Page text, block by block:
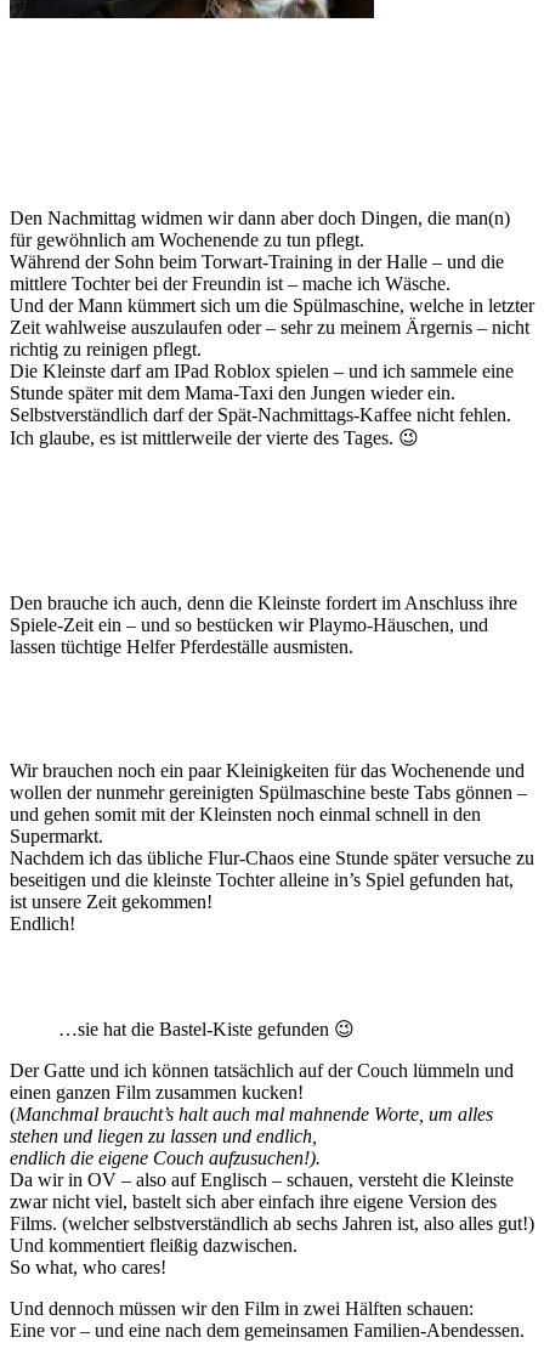
Den Nachmittag widmen wir dann aber doch Dingen, die man(n)
für gewöhnlich am Wochenende zu tun pflegt.
Während der Sohn beim Torwart-Training in der Halle – und die
mittlere Tochter bei der Freundin ist – mache ich Wäsche.
Und der Mann kümmert sich um die Spülmaschine, welche in letzter
Zeit wahlweise auszulaufen oder – sehr zu meinem Ärgernis – nicht
richtig zu reinigen pflegt.
Die Kleinste darf am IPad Roblox spielen – und ich sammele eine
Stunde später mit dem Mama-Taxi den Jungen wieder ein.
Selbstverständlich darf der Spät-Nachmittags-Kaffee nicht fehlen.
Ich glaube, es ist mittlerweile der vierte des Tages. 😉
Den brauche ich auch, denn die Kleinste fordert im Anschluss ihre
Spiele-Zeit ein – und so bestücken wir Playmo-Häuschen, und
lassen tüchtige Helfer Pferdeställe ausmisten.
Wir brauchen noch ein paar Kleinigkeiten für das Wochenende und
wollen der nunmehr gereinigten Spülmaschine beste Tabs gönnen –
und gehen somit mit der Kleinsten noch einmal schnell in den
Supermarkt.
Nachdem ich das übliche Flur-Chaos eine Stunde später versuche zu
beseitigen und die kleinste Tochter alleine in’s Spiel gefunden hat,
ist unsere Zeit gekommen!
Endlich!
…sie hat die Bastel-Kiste gefunden 😉
Der Gatte und ich können tatsächlich auf der Couch lümmeln und
einen ganzen Film zusammen kucken!
(Manchmal braucht’s halt auch mal mahnende Worte, um alles
stehen und liegen zu lassen und endlich,
endlich die eigene Couch aufzusuchen!).
Da wir in OV – also auf Englisch – schauen, versteht die Kleinste
zwar nicht viel, bastelt sich aber einfach ihre eigene Version des
Films. (welcher selbstverständlich ab sechs Jahren ist, also alles gut!)
Und kommentiert fleißig dazwischen.
So what, who cares!
Und dennoch müssen wir den Film in zwei Hälften schauen:
Eine vor – und eine nach dem gemeinsamen Familien-Abendessen.